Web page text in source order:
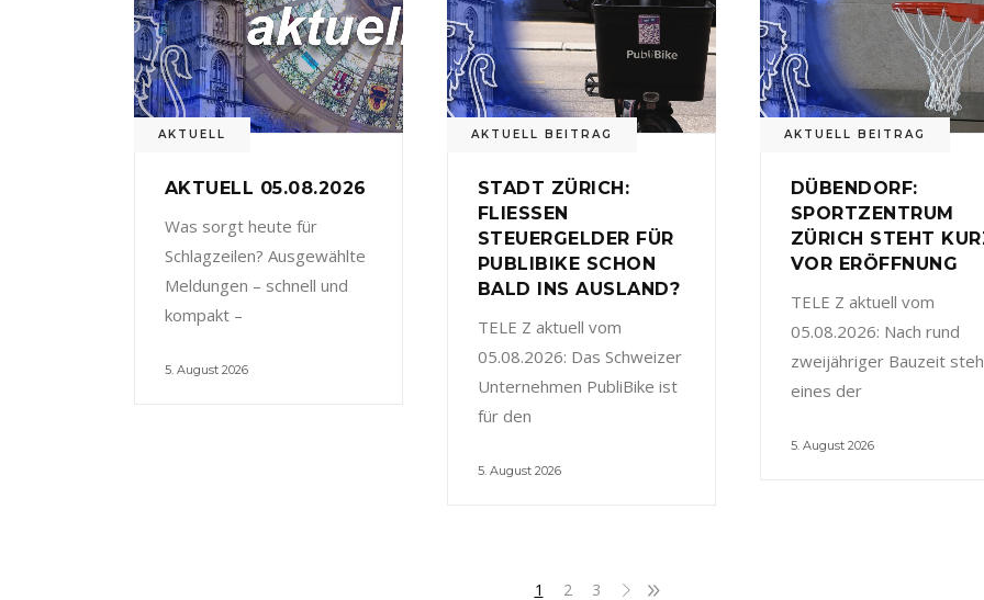
AKTUELL
AKTUELL 05.08.2026
Was sorgt heute für
Schlagzeilen? Ausgewählte
Meldungen – schnell und
kompakt –
5. August 2026
AKTUELL BEITRAG
STADT ZÜRICH:
FLIESSEN
STEUERGELDER FÜR
PUBLIBIKE SCHON
BALD INS AUSLAND?
TELE Z aktuell vom
05.08.2026: Das Schweizer
Unternehmen PubliBike ist
für den
5. August 2026
AKTUELL BEITRAG
DÜBENDORF:
SPORTZENTRUM
ZÜRICH STEHT
VOR ERÖFFNUNG
TELE Z aktuell vom
05.08.2026: Nach rund
zweijähriger Bauzeit
eines der
5. August 2026
1 2 3